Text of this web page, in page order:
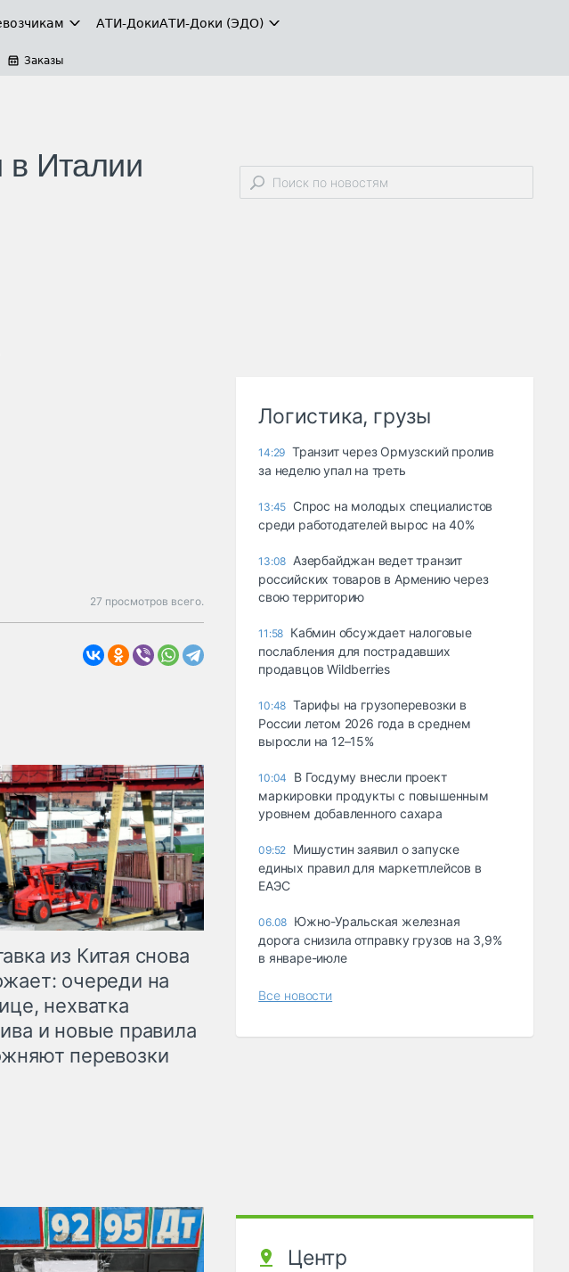
АТИ-ДокиАТИ-Доки (ЭДО)
Заказы
в Италии
27 просмотров всего.
из Китая снова
очереди на
нехватка
и новые правила
перевозки
Логистика, грузы
14:29 Транзит через Ормузский пролив
за неделю упал на треть
13:45 Спрос на молодых специалистов
среди работодателей вырос на 40%
13:08 Азербайджан ведет транзит
российских товаров в Армению через
свою территорию
11:58 Кабмин обсуждает налоговые
послабления для пострадавших
продавцов Wildberries
10:48 Тарифы на грузоперевозки в
России летом 2026 года в среднем
выросли на 12–15%
10:04
В Госдуму внесли проект
маркировки продукты с повышенным
уровнем добавленного сахара
09:52 Мишустин заявил о запуске
единых правил для маркетплейсов в
ЕАЭС
06.08 Южно-Уральская железная
дорога снизила отправку грузов на 3,9%
в январе-июле
Все новости
Центр